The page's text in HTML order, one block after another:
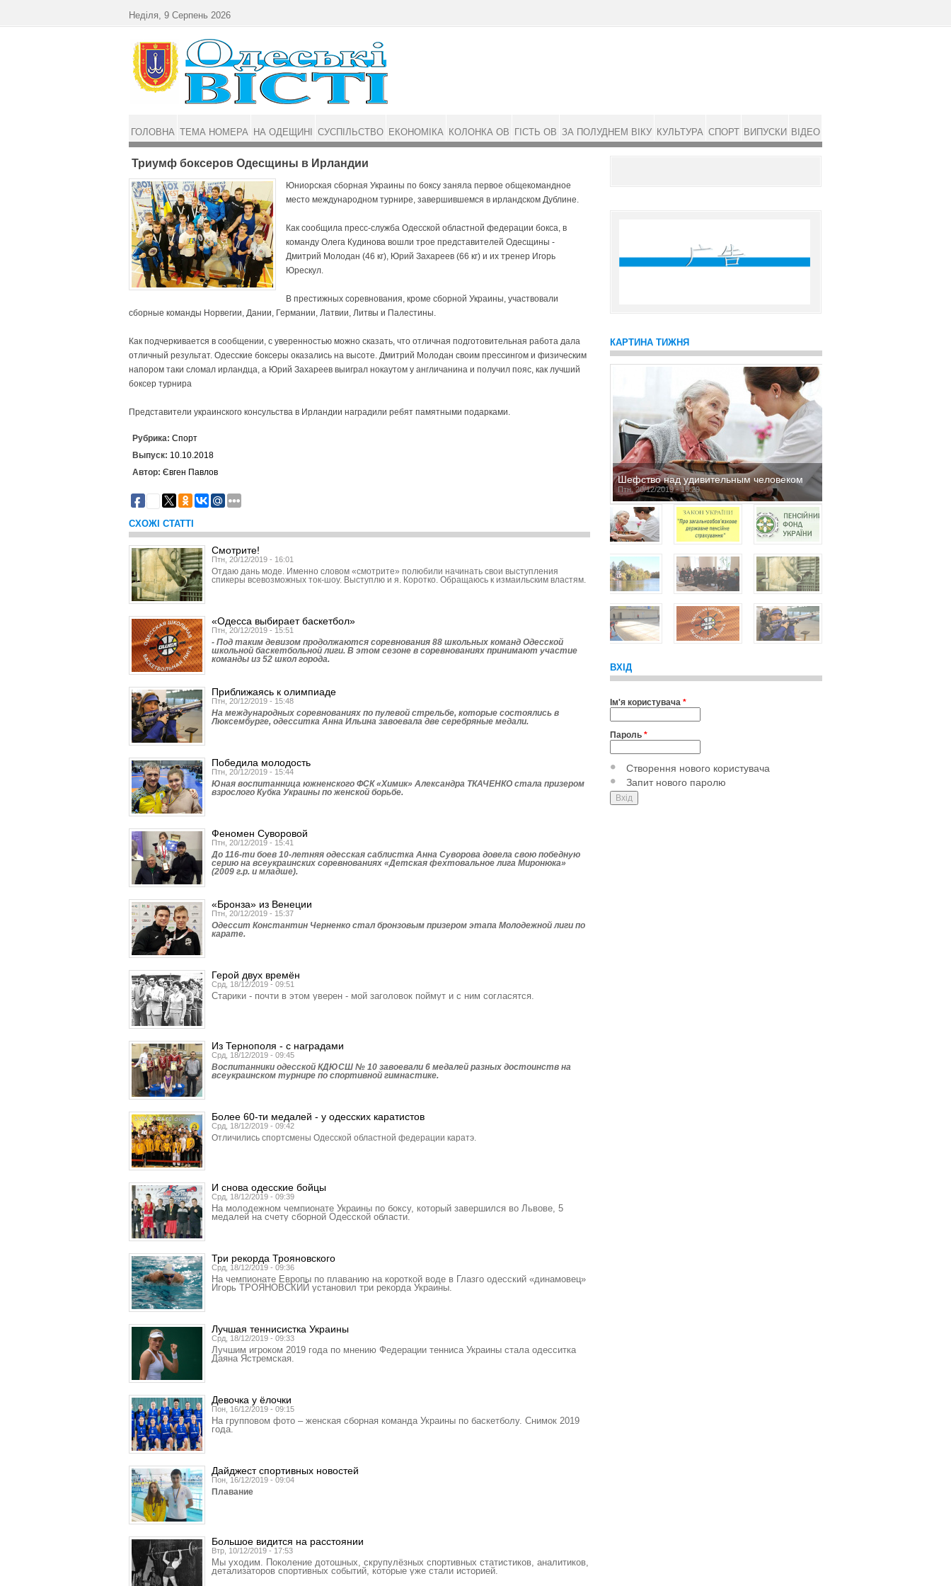
Триумф боксеров Одесщины в Ирландии
Юниорская сборная Укр­а­ины по боксу заняла пер­вое общекомандное
место меж­дународном турнире, завершившемся в ирландском Дублине.
Как сообщила пресс-служба Одесской областной федерации бокса, в
команду Олега Кудинова вошли трое представителей Одесщины -
Дмитрий Молодан (46 кг), Юрий Захареев (66 кг) и их тренер Игорь
Юрескул.
В престижных соревнования, кроме сборной Украины, участвовали
сборные команды Норвегии, Дании, Германии, Латвии, Литвы и Палестины.
Как подчеркивается в сообщении, с уверенностью можно сказать, что отличная подготовительная работа дала
отличный результат. Одесские боксеры оказались на высоте. Дмитрий Молодан своим прессингом и физическим
напором таки сломал ирландца, а Юрий Захареев выиграл нокаутом у англичанина и получил пояс, как лучший
боксер турнира
Представители украинского консульства в Ирландии наградили ребят памятными подарками.
Рубрика: Спорт
Выпуск: 10.10.2018
Автор: Євген Павлов
СХОЖІ СТАТТІ
Смотрите!
Птн, 20/12/2019 - 16:01
Отдаю дань моде. Именно словом «смотрите» полюбили начинать свои выступления
спикеры всевозможных ток-шоу. Выступлю и я. Коротко. Обращаюсь к измаильским властям.
«Одесса выбирает баскетбол»
Птн, 20/12/2019 - 15:51
- Под таким девизом продолжаются соревнования 88 школьных команд Одесской
школьной баскетбольной лиги. В этом сезоне в соревнованиях принимают участие
команды из 52 школ города.
Приближаясь к олимпиаде
Птн, 20/12/2019 - 15:48
На международных соревнованиях по пулевой стрельбе, которые состоялись в
Люксембурге, одесситка Анна Ильина завоевала две серебряные медали.
Победила молодость
Птн, 20/12/2019 - 15:44
Юная воспитанница южненского ФСК «Химик» Александра ТКАЧЕНКО стала призером
взрослого Кубка Украины по женской борьбе.
Феномен Суворовой
Птн, 20/12/2019 - 15:41
До 116-ти боев 10-летняя одесская саблистка Анна Суворова довела свою победную
серию на всеукраинских соревнованиях «Детская фехтовальное лига Миронюка»
(2009 г.р. и младше).
«Бронза» из Венеции
Птн, 20/12/2019 - 15:37
Одессит Константин Черненко стал бронзовым призером этапа Моло­дежной лиги по
карате.
Герой двух времён
Срд, 18/12/2019 - 09:51
Старики - почти в этом уверен - мой заголовок поймут и с ним согласятся.
Из Тернополя - с наградами
Срд, 18/12/2019 - 09:45
Воспитанники одесской КДЮСШ № 10 завоевали 6 медалей разных достоинств на
всеукраинском турнире по спортивной гимнастике.
Более 60-ти медалей - у одесских каратистов
Срд, 18/12/2019 - 09:42
Отличились спортсмены Одесской областной федерации каратэ.
И снова одесские бойцы
Срд, 18/12/2019 - 09:39
На молодежном чемпионате Украины по боксу, который завершился во Львове, 5
медалей на счету сборной Одесской области.
Три рекорда Трояновского
Срд, 18/12/2019 - 09:36
На чемпионате Европы по плаванию на короткой воде в Глазго одесский «динамовец»
Игорь ТРОЯНОВСКИЙ установил три рекорда Украины.
Лучшая теннисистка Украины
Срд, 18/12/2019 - 09:33
Лучшим игроком 2019 года по мнению Федерации тенниса Украины стала одесситка
Даяна Ястремская.
Девочка у ёлочки
Пон, 16/12/2019 - 09:15
На групповом фото – женская сборная команда Украины по баскетболу. Снимок 2019
года.
Дайджест спортивных новостей
Пон, 16/12/2019 - 09:04
Плавание
Большое видится на расстоянии
Втр, 10/12/2019 - 17:53
Мы уходим. Поколение дотошных, скрупулёзных спортивных статистиков, аналитиков,
детализаторов спортивных событий, которые уже стали историей.
КАРТИНА ТИЖНЯ
Шефство над удивительным человеком
Птн, 20/12/2019 - 16:29
ВХІД
Ім'я користувача *
Пароль *
Створення нового користувача
Запит нового паролю
Неділя, 9 Серпень 2026
ГОЛОВНА ТЕМА НОМЕРА НА ОДЕЩИНІ СУСПІЛЬСТВО ЕКОНОМІКА КОЛОНКА ОВ ГІСТЬ ОВ ЗА ПОЛУДНЕМ ВІКУ КУЛЬТУРА СПОРТ ВИПУСКИ ВІДЕО